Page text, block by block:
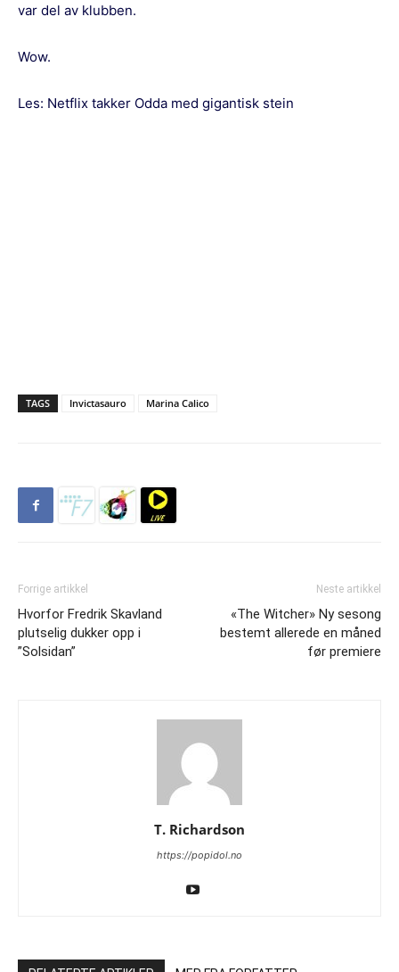
var del av klubben.
Wow.
Les: Netflix takker Odda med gigantisk stein
TAGS Invictasauro Marina Calico
Forrige artikkel
Hvorfor Fredrik Skavland
plutselig dukker opp i
”Solsidan”
Neste artikkel
«The Witcher» Ny sesong
bestemt allerede en måned
før premiere
T. Richardson
https://popidol.no